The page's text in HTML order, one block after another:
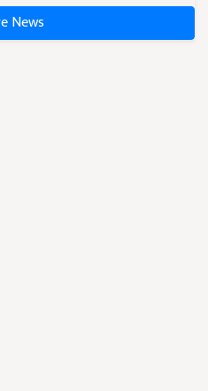
News